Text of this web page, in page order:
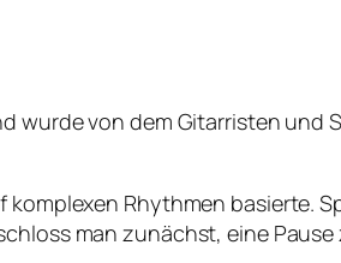
wurde von dem Gitarristen und
Rhythmen basierte.
man zunächst, eine